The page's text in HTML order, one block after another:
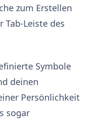
zum Erstellen
Tab-Leiste des
Symbole
deinen
Persönlichkeit
sogar